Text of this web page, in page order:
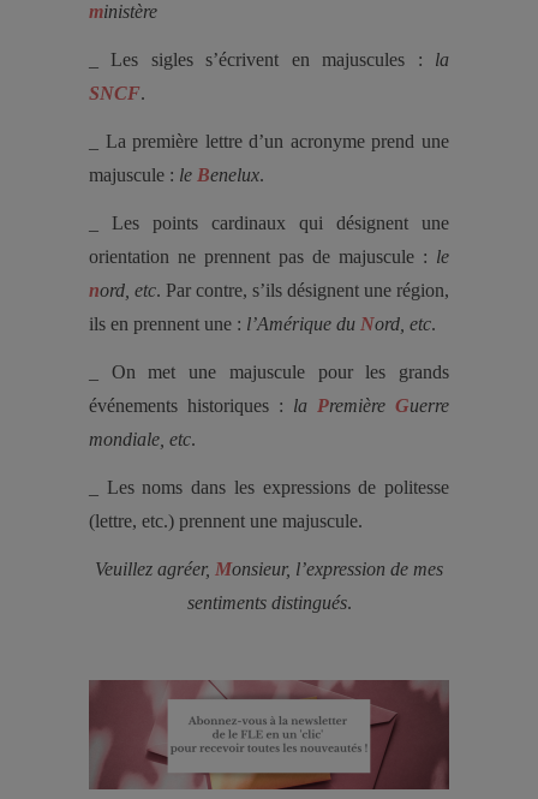
ministère
_ Les sigles s’écrivent en majuscules : la
SNCF.
_ La première lettre d’un acronyme prend une
majuscule : le Benelux.
_ Les points cardinaux qui désignent une
orientation ne prennent pas de majuscule : le
nord, etc. Par contre, s’ils désignent une région,
ils en prennent une : l’Amérique du Nord, etc.
_ On met une majuscule pour les grands
événements historiques : la Première Guerre
mondiale, etc.
_ Les noms dans les expressions de politesse
(lettre, etc.) prennent une majuscule.
Veuillez agréer, Monsieur, l’expression de mes
sentiments distingués.